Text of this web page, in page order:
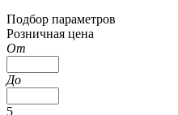
Подбор параметров
Розничная цена
От
До
5